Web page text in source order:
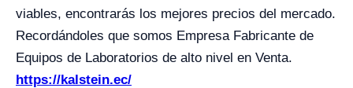
viables, encontrarás los mejores precios del mercado.
Recordándoles que somos Empresa Fabricante de
Equipos de Laboratorios de alto nivel en Venta.
https://kalstein.ec/